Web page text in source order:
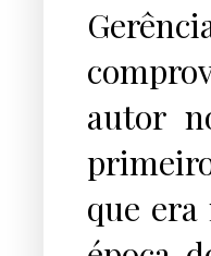
autor
que era